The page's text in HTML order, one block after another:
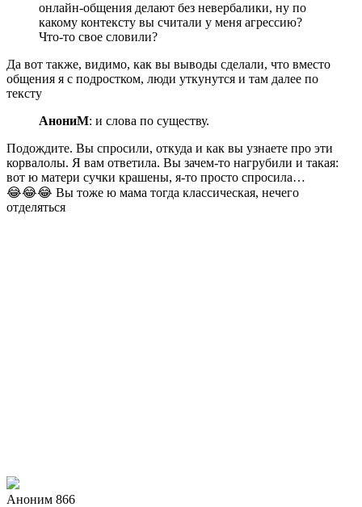
онлайн-общения делают без невербалики, ну по
какому контексту вы считали у меня агрессию?
Что-то свое словили?
Да вот также, видимо, как вы выводы сделали, что вместо
общения я с подростком, люди уткунутся и там далее по
тексту
АнониМ: и слова по существу.
Подождите. Вы спросили, откуда и как вы узнаете про эти
корвалолы. Я вам ответила. Вы зачем-то нагрубили и такая:
вот ю матери сучки крашены, я-то просто спросила…
😂😂😂 Вы тоже ю мама тогда классическая, нечего
отделяться
Аноним 866